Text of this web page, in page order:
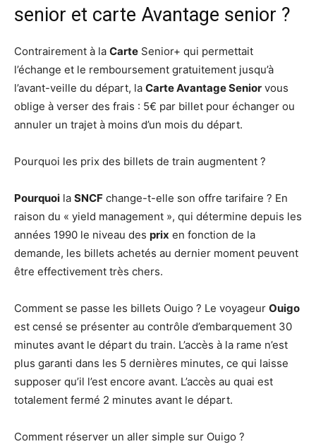
senior et carte Avantage senior ?
Contrairement à la Carte Senior+ qui permettait
l’échange et le remboursement gratuitement jusqu’à
l’avant-veille du départ, la Carte Avantage Senior vous
oblige à verser des frais : 5€ par billet pour échanger ou
annuler un trajet à moins d’un mois du départ.
Pourquoi les prix des billets de train augmentent ?
Pourquoi la SNCF change-t-elle son offre tarifaire ? En
raison du « yield management », qui détermine depuis les
années 1990 le niveau des prix en fonction de la
demande, les billets achetés au dernier moment peuvent
être effectivement très chers.
Comment se passe les billets Ouigo ? Le voyageur Ouigo
est censé se présenter au contrôle d’embarquement 30
minutes avant le départ du train. L’accès à la rame n’est
plus garanti dans les 5 dernières minutes, ce qui laisse
supposer qu’il l’est encore avant. L’accès au quai est
totalement fermé 2 minutes avant le départ.
Comment réserver un aller simple sur Ouigo ?